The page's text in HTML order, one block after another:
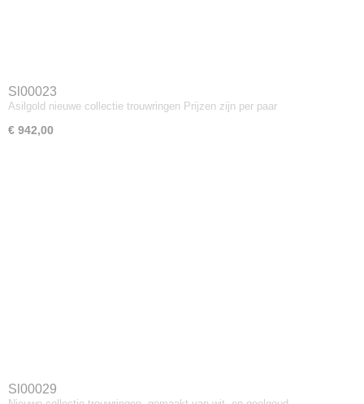
Sl00023
Asilgold nieuwe collectie trouwringen Prijzen zijn per paar
€ 942,00
Sl00029